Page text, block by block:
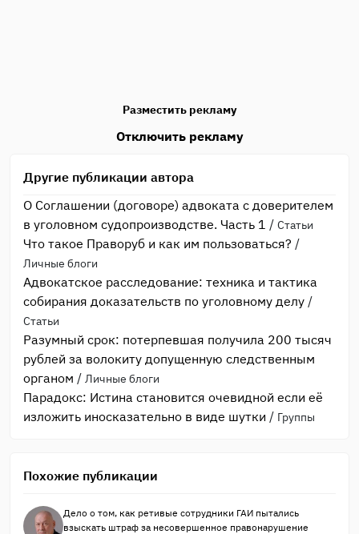
Разместить рекламу
Отключить рекламу
Другие публикации автора
О Соглашении (договоре) адвоката с доверителем
в уголовном судопроизводстве. Часть 1 / Статьи
Что такое Праворуб и как им пользоваться? /
Личные блоги
Адвокатское расследование: техника и тактика
собирания доказательств по уголовному делу /
Статьи
Разумный срок: потерпевшая получила 200 тысяч
рублей за волокиту допущенную следственным
органом / Личные блоги
Парадокс: Истина становится очевидной если её
изложить иносказательно в виде шутки / Группы
Похожие публикации
Дело о том, как ретивые сотрудники ГАИ пытались
взыскать штраф за несовершенное правонарушение